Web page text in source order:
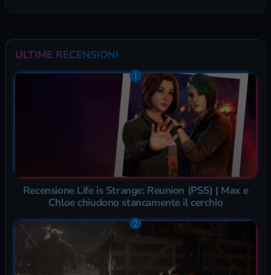
ULTIME RECENSIONI
Recensione Life is Strange: Reunion (PS5) | Max e
Chloe chiudono stancamente il cerchio